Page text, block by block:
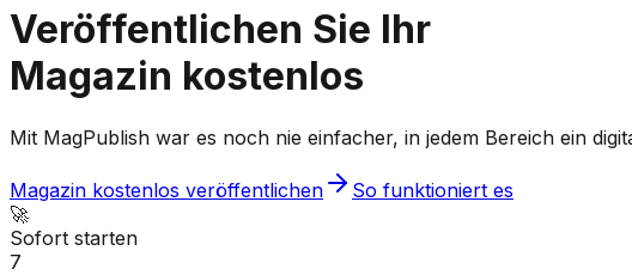
Veröffentlichen Sie Ihr
Magazin kostenlos
Mit MagPublish war es noch nie einfacher, in jedem Bereich ein
Magazin kostenlos veröffentlichen
So funktioniert es
🚀
Sofort starten
7